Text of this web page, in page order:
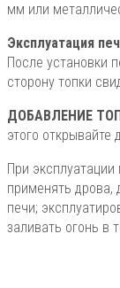
мм или
Эксплуатация
После установки
сторону топки
ДОБАВЛЕНИЕ
этого
При
применять дрова,
печи;
заливать огонь в